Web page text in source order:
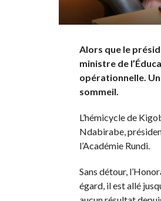
Alors que le
ministre de
opérationnelle.
sommeil.
L’hémicycle de
Ndabirabe,
l’Académie Rundi.
Sans détour,
égard, il est allé